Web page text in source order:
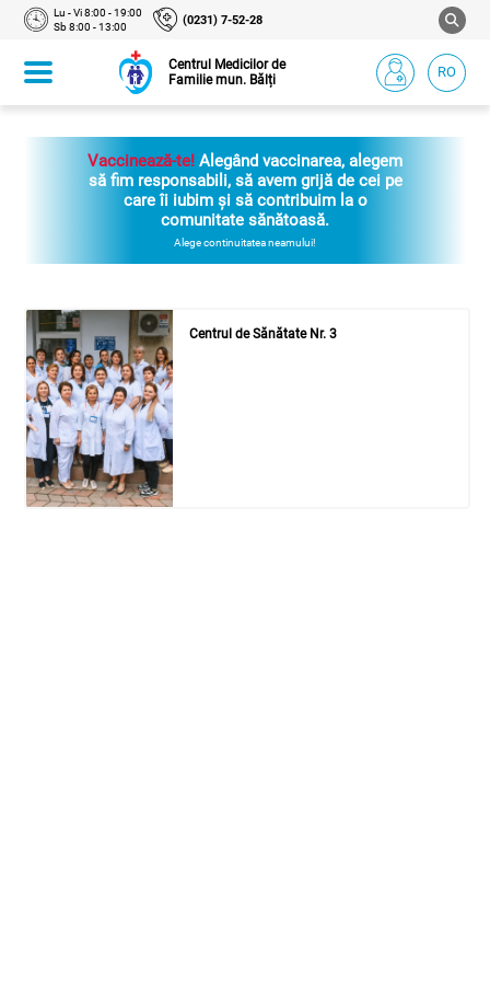
Lu - Vi 8:00 - 19:00
Sb 8:00 - 13:00
(0231) 7-52-28
Centrul Medicilor de
Familie mun. Bălți
RO
Vaccinează-te! Alegând vaccinarea, alegem
să fim responsabili, să avem grijă de cei pe
care îi iubim și să contribuim la o
comunitate sănătoasă.
Alege continuitatea neamului!
Centrul de Sănătate Nr. 3